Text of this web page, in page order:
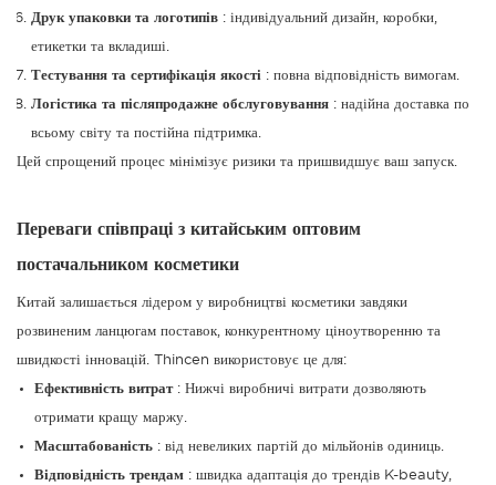
Друк упаковки та логотипів : індивідуальний дизайн, коробки,
етикетки та вкладиші.
Тестування та сертифікація якості : повна відповідність вимогам.
Логістика та післяпродажне обслуговування : надійна доставка по
всьому світу та постійна підтримка.
Цей спрощений процес мінімізує ризики та пришвидшує ваш запуск.
Переваги співпраці з китайським оптовим
постачальником косметики
Китай залишається лідером у виробництві косметики завдяки
розвиненим ланцюгам поставок, конкурентному ціноутворенню та
швидкості інновацій. Thincen використовує це для:
Ефективність витрат: Нижчі виробничі витрати дозволяють
отримати кращу маржу.
Масштабованість: від невеликих партій до мільйонів одиниць.
Відповідність трендам: швидка адаптація до трендів K-beauty,